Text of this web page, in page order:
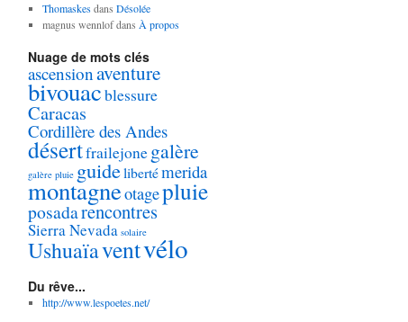
Thomaskesdans Désolée
magnus wennlofdans À propos
Nuage de mots clés
ascensionaventure
bivouacblessure
Caracas
Cordillère des Andes
désertfrailejonegalère
galère pluie guidelibertémerida
montagneotagepluie
posadarencontres
Sierra Nevada solaire
Ushuaïaventvélo
Du rêve...
http://www.lespoetes.net/